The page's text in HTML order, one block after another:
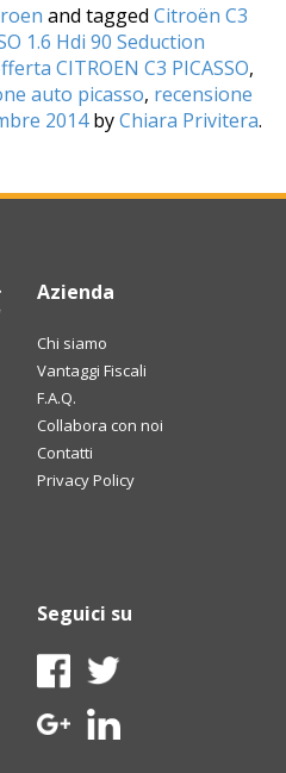
and tagged Citroën C3
1.6 Hdi 90 Seduction
CITROEN C3 PICASSO,
auto picasso, recensione
2014byChiara Privitera.
Azienda
Chi siamo
Vantaggi Fiscali
F.A.Q.
Collabora con noi
Contatti
Privacy Policy
Seguici su